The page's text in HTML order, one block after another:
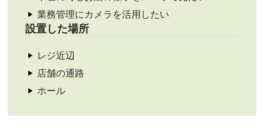
業務管理にカメラを活用したい
設置した場所
レジ近辺
店舗の通路
ホール